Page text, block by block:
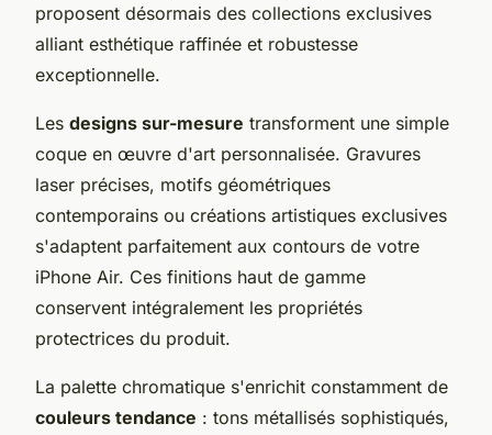
proposent désormais des collections exclusives
alliant esthétique raffinée et robustesse
exceptionnelle.
Les designs sur-mesure transforment une simple
coque en œuvre d'art personnalisée. Gravures
laser précises, motifs géométriques
contemporains ou créations artistiques exclusives
s'adaptent parfaitement aux contours de votre
iPhone Air. Ces finitions haut de gamme
conservent intégralement les propriétés
protectrices du produit.
La palette chromatique s'enrichit constamment de
couleurs tendance : tons métallisés sophistiqués,